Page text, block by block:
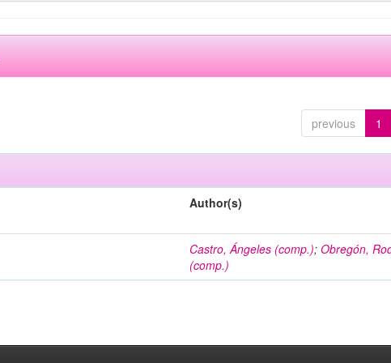
previous 1
Author(s)
Castro, Ángeles (comp.);Obregón,
(comp.)